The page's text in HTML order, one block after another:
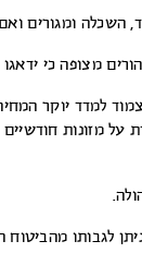
השכלה ומגורים
מצופה כי ידאגו
למדד יוקר
לגבותו מהביטוח